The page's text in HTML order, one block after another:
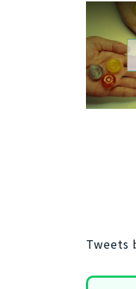
Tweets